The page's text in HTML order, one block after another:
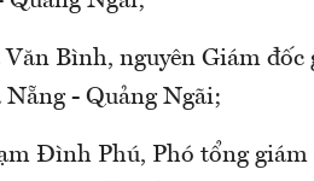
Bình, nguyên Giám đốc
- Quảng Ngãi;
Đình Phú, Phó tổng